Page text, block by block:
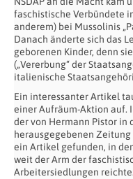
faschistische Verbündete
anderem) bei Mussolinis
Danach änderte sich das
geborenen Kinder, denn
(„Vererbung“ der
italienische
Ein interessanter Artikel
einer Aufräum-Aktion auf.
der von Hermann Pistor in
herausgegebenen Zeitung
ein Artikel gefunden, in
weit der Arm der
Arbeitersiedlungen reichte.